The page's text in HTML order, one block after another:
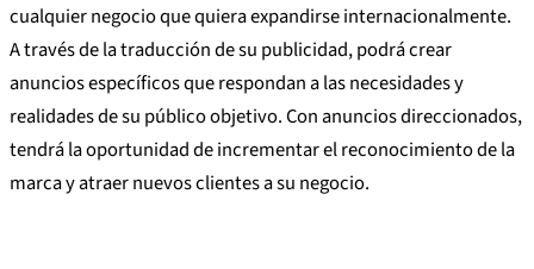
cualquier negocio que quiera expandirse internacionalmente.
A través de la traducción de su publicidad, podrá crear
anuncios específicos que respondan a las necesidades y
realidades de su público objetivo. Con anuncios direccionados,
tendrá la oportunidad de incrementar el reconocimiento de la
marca y atraer nuevos clientes a su negocio.